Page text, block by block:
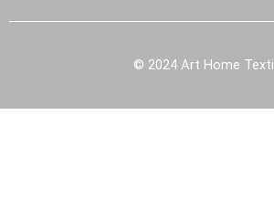
© 2024 Art Home Textil